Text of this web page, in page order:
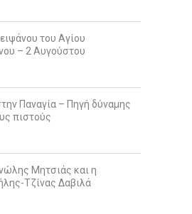
του Αγίου
– 2 Αυγούστου
Παναγία – Πηγή δύναμης
πιστούς
Μητσιάς και η
Τζίνας Δαβιλά